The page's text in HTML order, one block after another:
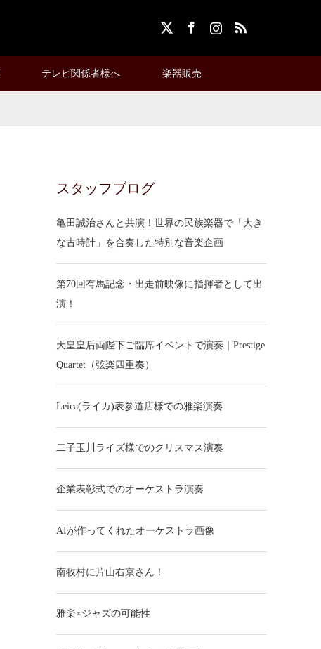
テレビ関係者様へ 楽器販売
スタッフブログ
亀田誠治さんと共演！世界の民族楽器で「大き
な古時計」を合奏した特別な音楽企画
第70回有馬記念・出走前映像に指揮者として出
演！
天皇皇后両陛下ご臨席イベントで演奏｜Prestige
Quartet（弦楽四重奏）
Leica(ライカ)表参道店様での雅楽演奏
二子玉川ライズ様でのクリスマス演奏
企業表彰式でのオーケストラ演奏
AIが作ってくれたオーケストラ画像
南牧村に片山右京さん！
雅楽×ジャズの可能性